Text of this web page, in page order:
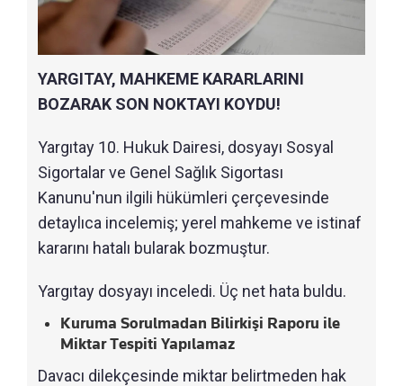
YARGITAY, MAHKEME KARARLARINI
BOZARAK SON NOKTAYI KOYDU!
Yargıtay 10. Hukuk Dairesi, dosyayı Sosyal
Sigortalar ve Genel Sağlık Sigortası
Kanunu'nun ilgili hükümleri çerçevesinde
detaylıca incelemiş; yerel mahkeme ve istinaf
kararını hatalı bularak bozmuştur.
Yargıtay dosyayı inceledi. Üç net hata buldu.
Kuruma Sorulmadan Bilirkişi Raporu ile
Miktar Tespiti Yapılamaz
Davacı dilekçesinde miktar belirtmeden hak